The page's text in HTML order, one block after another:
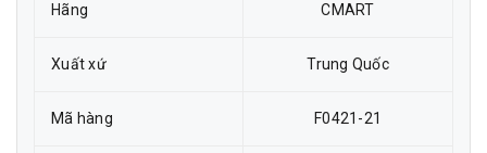
Hãng CMART
Xuất xứ Trung Quốc
Mã hàng F0421-21